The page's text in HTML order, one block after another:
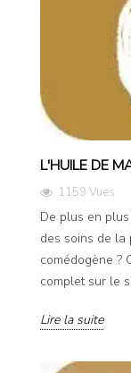
L'HUILE DE
1159 Vues
De plus en
des soins de
comédogène ?
complet sur le
Lire la suite